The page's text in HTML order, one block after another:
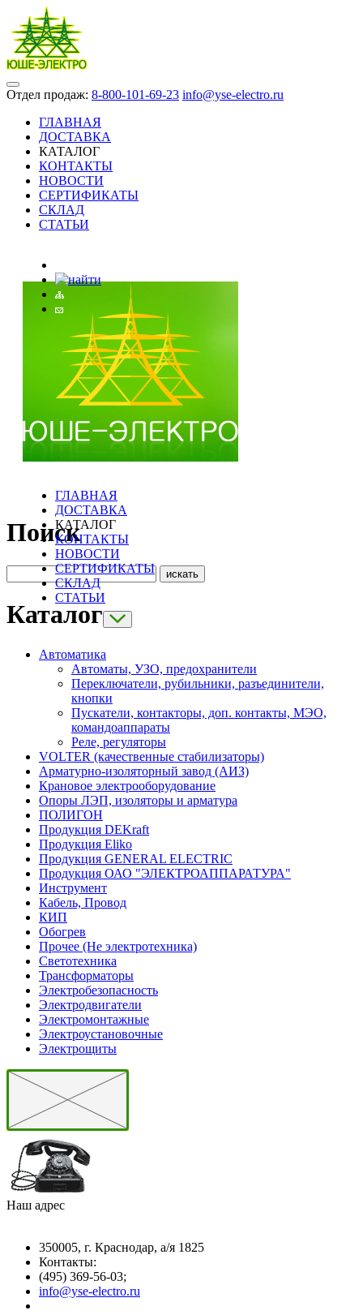
Отдел продаж: 8-800-101-69-23 info@yse-electro.ru
ГЛАВНАЯ
ДОСТАВКА
КАТАЛОГ
КОНТАКТЫ
НОВОСТИ
СЕРТИФИКАТЫ
СКЛАД
СТАТЬИ
ГЛАВНАЯ
ДОСТАВКА
КАТАЛОГ
КОНТАКТЫ
НОВОСТИ
СЕРТИФИКАТЫ
СКЛАД
СТАТЬИ
Поиск
Каталог
Автоматика
Автоматы, УЗО, предохранители
Переключатели, рубильники, разъединители,
кнопки
Пускатели, контакторы, доп. контакты, МЭО,
командоаппараты
Реле, регуляторы
VOLTER (качественные стабилизаторы)
Арматурно-изоляторный завод (АИЗ)
Крановое электрооборудование
Опоры ЛЭП, изоляторы и арматура
ПОЛИГОН
Продукция DEKraft
Продукция Eliko
Продукция GENERAL ELECTRIC
Продукция ОАО "ЭЛЕКТРОАППАРАТУРА"
Инструмент
Кабель, Провод
КИП
Обогрев
Прочее (Не электротехника)
Светотехника
Трансформаторы
Электробезопасность
Электродвигатели
Электромонтажные
Электроустановочные
Электрощиты
Наш адрес
350005, г. Краснодар, а/я 1825
Контакты: ­
(495) 369-56-03;
info@yse-electro.ru­